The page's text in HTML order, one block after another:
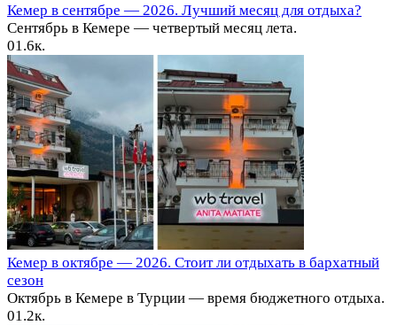
Кемер в сентябре — 2026. Лучший месяц для отдыха?
Сентябрь в Кемере — четвертый месяц лета.
01.6к.
Кемер в октябре — 2026. Стоит ли отдыхать в бархатный
сезон
Октябрь в Кемере в Турции — время бюджетного отдыха.
01.2к.